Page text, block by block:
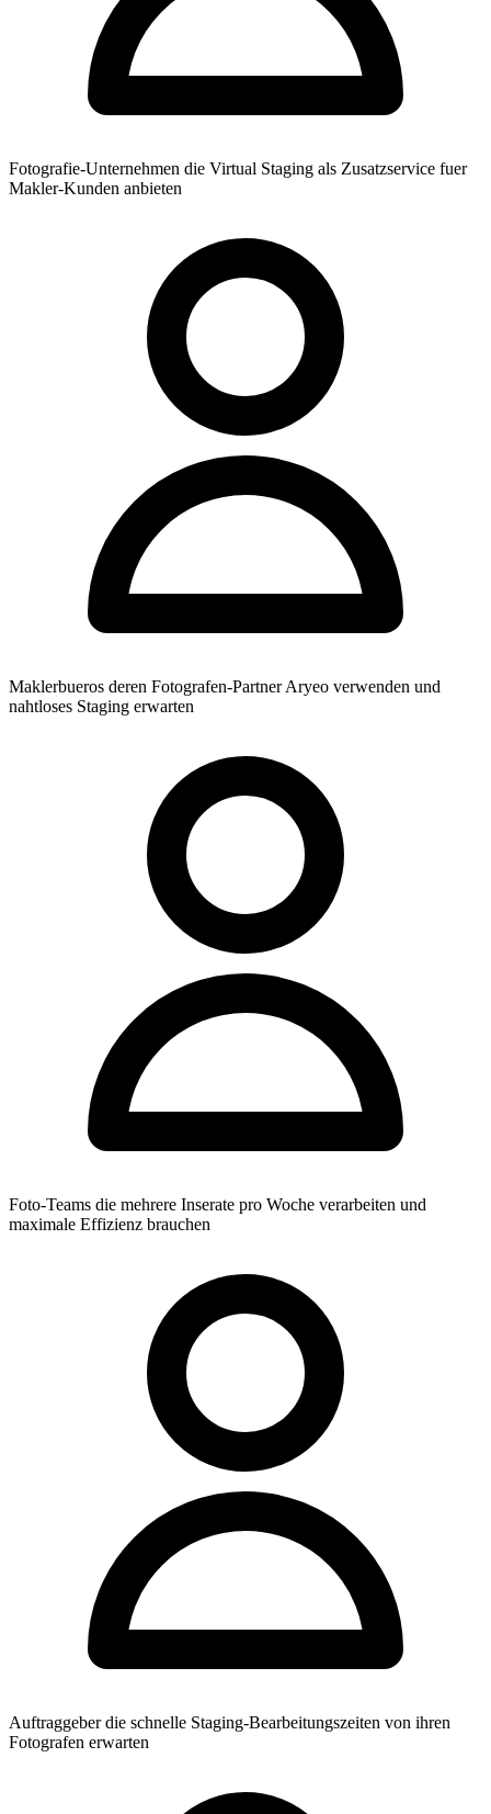
Fotografie-Unternehmen die Virtual Staging als Zusatzservice fuer
Makler-Kunden anbieten
Maklerbueros deren Fotografen-Partner Aryeo verwenden und
nahtloses Staging erwarten
Foto-Teams die mehrere Inserate pro Woche verarbeiten und
maximale Effizienz brauchen
Auftraggeber die schnelle Staging-Bearbeitungszeiten von ihren
Fotografen erwarten